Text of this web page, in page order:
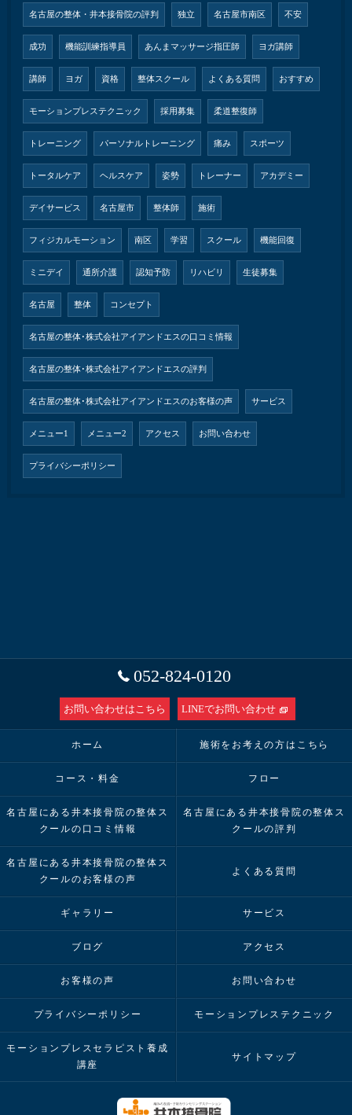
名古屋の整体・井本接骨院の評判 独立 名古屋市南区 不安
成功 機能訓練指導員 あんまマッサージ指圧師 ヨガ講師
講師 ヨガ 資格 整体スクール よくある質問 おすすめ
モーションプレステクニック 採用募集 柔道整復師
トレーニング パーソナルトレーニング 痛み スポーツ
トータルケア ヘルスケア 姿勢 トレーナー アカデミー
デイサービス 名古屋市 整体師 施術
フィジカルモーション 南区 学習 スクール 機能回復
ミニデイ 通所介護 認知予防 リハビリ 生徒募集
名古屋 整体 コンセプト
名古屋の整体･株式会社アイアンドエスの口コミ情報
名古屋の整体･株式会社アイアンドエスの評判
名古屋の整体･株式会社アイアンドエスのお客様の声 サービス
メニュー1 メニュー2 アクセス お問い合わせ
プライバシーポリシー
052-824-0120
お問い合わせはこちら LINEでお問い合わせ
ホーム 施術をお考えの方はこちら
コース・料金 フロー
名古屋にある井本接骨院の整体ス
クールの口コミ情報
名古屋にある井本接骨院の整体ス
クールの評判
名古屋にある井本接骨院の整体ス
クールのお客様の声
よくある質問
ギャラリー サービス
ブログ アクセス
お客様の声 お問い合わせ
プライバシーポリシー モーションプレステクニック
モーションプレスセラピスト養成
講座
サイトマップ